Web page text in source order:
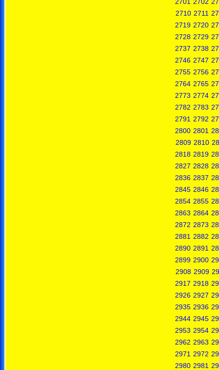
2710 2711
2719 2720
2728 2729
2737 2738
2746 2747
2755 2756
2764 2765
2773 2774
2782 2783
2791 2792
2800 2801
2809 2810
2818 2819
2827 2828
2836 2837
2845 2846
2854 2855
2863 2864
2872 2873
2881 2882
2890 2891
2899 2900
2908 2909
2917 2918
2926 2927
2935 2936
2944 2945
2953 2954
2962 2963
2971 2972
2980 2981